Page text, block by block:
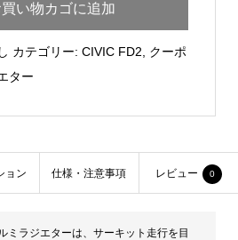
い物カゴに追加
カテゴリー: CIVIC FD2
クーポ
ター
ョン 仕様・注意事項 レビュー 0
ラジエターは、サーキット走行を目